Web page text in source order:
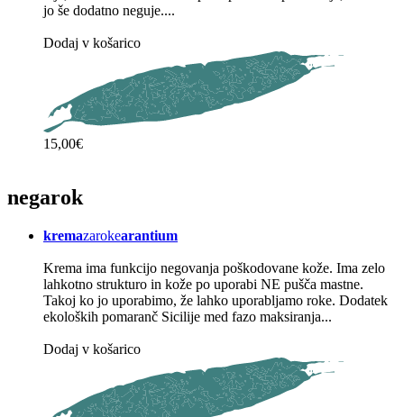
jo še dodatno neguje....
Dodaj v košarico
15,00€
negarok
kremazarokearantium
Krema ima funkcijo negovanja poškodovane kože. Ima zelo
lahkotno strukturo in kože po uporabi NE pušča mastne.
Takoj ko jo uporabimo, že lahko uporabljamo roke. Dodatek
ekoloških pomaranč Sicilije med fazo maksiranja...
Dodaj v košarico